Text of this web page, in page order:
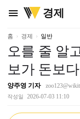
menu
위
키
리
경제
홈 경제 일반
오를 줄 알
보가 돈보
양주영 기자
작성일 2026-07-03 11:10